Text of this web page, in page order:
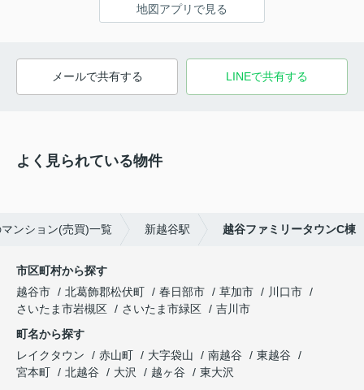
地図アプリで見る
メールで共有する LINEで共有する
よく見られている物件
ンション(売買)一覧 新越谷駅 越谷ファミリータウンC棟
市区町村から探す
越谷市
北葛飾郡松伏町 春日部市 草加市
川口市
さいたま市岩槻区
さいたま市緑区
吉川市
町名から探す
レイクタウン
赤山町 大字袋山 南越谷
東越谷
宮本町
北越谷 大沢 越ヶ谷
東大沢